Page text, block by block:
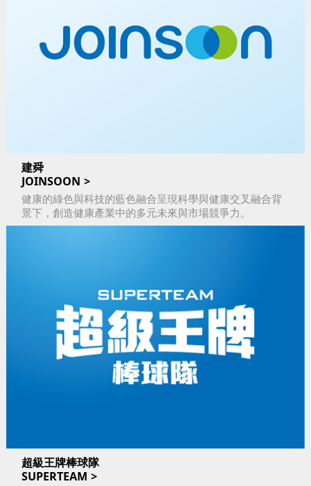
建舜
JOINSOON
健康的綠色與科技的藍色融合呈現科學與健康交叉融合背
景下，創造健康產業中的多元未來與市場競爭力。
超級王牌棒球隊
SUPERTEAM